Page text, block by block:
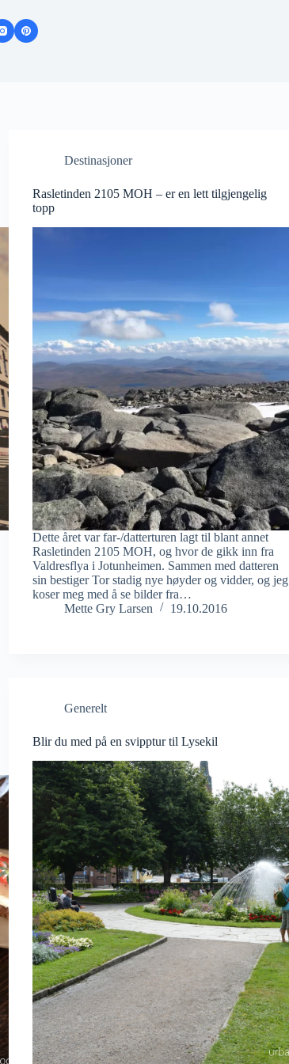
Destinasjoner
Rasletinden 2105 MOH – er en lett tilgjengelig
topp
Dette året var far-/datterturen lagt til blant annet
Rasletinden 2105 MOH, og hvor de gikk inn fra
Valdresflya i Jotunheimen. Sammen med datteren
sin bestiger Tor stadig nye høyder og vidder, og jeg
koser meg med å se bilder fra…
Mette Gry Larsen
19.10.2016
Generelt
Blir du med på en svipptur til Lysekil